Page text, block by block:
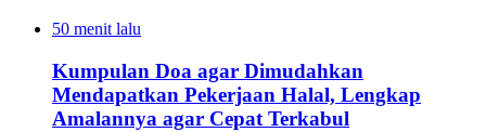
50 menit lalu
Kumpulan Doa agar Dimudahkan
Mendapatkan Pekerjaan Halal, Lengkap
Amalannya agar Cepat Terkabul